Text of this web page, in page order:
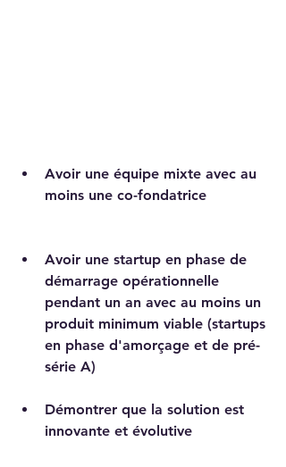
Avoir une équipe mixte avec au
moins une co-fondatrice
Avoir une startup en phase de
démarrage opérationnelle
pendant un an avec au moins un
produit minimum viable (startups
en phase d'amorçage et de pré-
série A)
Démontrer que la solution est
innovante et évolutive